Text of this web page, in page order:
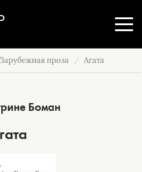
Зарубежная проза Агата
Боман